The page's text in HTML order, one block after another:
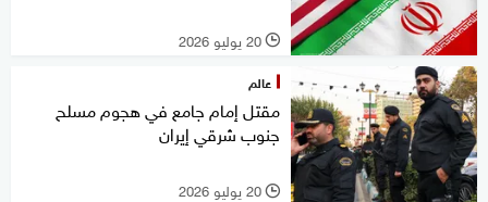
l 20 يوليو 2026
عالم
مقتل إمام جامع في هجوم مسلح
جنوب شرقي إيران
l 20 يوليو 2026